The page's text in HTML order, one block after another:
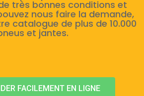
très bonnes conditions et
nous faire la demande,
catalogue de plus de 10.000
et jantes.
FACILEMENT EN LIGNE